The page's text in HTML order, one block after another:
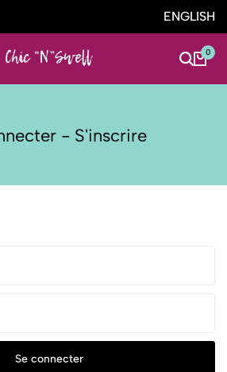
ENGLISH
0
- S'inscrire
Se connecter